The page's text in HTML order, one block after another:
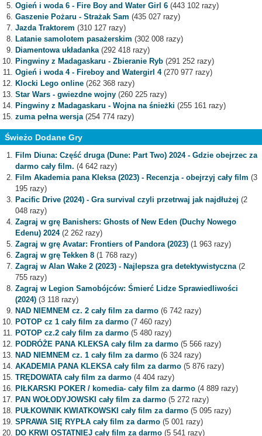
Ogień i woda 6 - Fire Boy and Water Girl 6 (443 102 razy)
Gaszenie Pożaru - Strażak Sam (435 027 razy)
Jazda Traktorem (310 127 razy)
Latanie samolotem pasażerskim (302 008 razy)
Diamentowa układanka(292 418 razy)
Pingwiny z Madagaskaru - Zbieranie Ryb (291 252 razy)
Ogień i woda 4 - Fireboy and Watergirl 4(270 977 razy)
Klocki Lego online (262 368 razy)
Star Wars - gwiezdne wojny (260 225 razy)
Pingwiny z Madagaskaru - Wojna na śnieżki (255 161 razy)
zuma pełna wersja(254 774 razy)
Świeżo Dodane Gry
Film Diuna: Część druga (Dune: Part Two) 2024 - Gdzie obejrzec za
darmo cały film. (4 642 razy)
Film Akademia pana Kleksa (2023) - Recenzja - obejrzyj cały film (3
195 razy)
Pacific Drive (2024) - Gra survival czyli przetrwaj jak najdłużej (2
048 razy)
Zagraj w grę Banishers: Ghosts of New Eden (Duchy Nowego
Edenu) 2024(2 262 razy)
Zagraj w grę Avatar: Frontiers of Pandora (2023) (1 963 razy)
Zagraj w grę Tekken 8 (1 768 razy)
Zagraj w Alan Wake 2 (2023) - Najlepsza gra detektywistyczna(2
755 razy)
Zagraj w Legion Samobójców: Śmierć Lidze Sprawiedliwości
(2024) (3 118 razy)
NAD NIEMNEM cz. 2 cały film za darmo (6 742 razy)
POTOP cz 1 cały film za darmo (7 460 razy)
POTOP cz.2 cały film za darmo (5 480 razy)
PODRÓŻE PANA KLEKSA cały film za darmo (5 566 razy)
NAD NIEMNEM cz. 1 cały film za darmo (6 324 razy)
AKADEMIA PANA KLEKSA cały film za darmo (5 876 razy)
TRĘDOWATA cały film za darmo (4 404 razy)
PIŁKARSKI POKER / komedia- cały film za darmo (4 889 razy)
PAN WOŁODYJOWSKI cały film za darmo (5 272 razy)
PUŁKOWNIK KWIATKOWSKI cały film za darmo (5 095 razy)
SPRAWA SIĘ RYPŁA cały film za darmo (5 001 razy)
DO KRWI OSTATNIEJ cały film za darmo (5 541 razy)